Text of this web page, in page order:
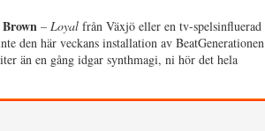
–Loyal från Växjö eller en tv-spelsinfluerad
den här veckans installation av BeatGenerationen
än en gång idgar synthmagi, ni hör det hela